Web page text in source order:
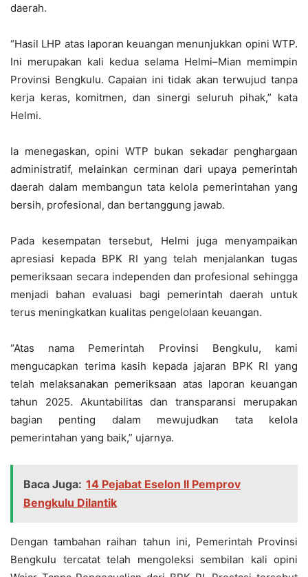
daerah.
“Hasil LHP atas laporan keuangan menunjukkan opini WTP.
Ini merupakan kali kedua selama Helmi–Mian memimpin
Provinsi Bengkulu. Capaian ini tidak akan terwujud tanpa
kerja keras, komitmen, dan sinergi seluruh pihak,” kata
Helmi.
Ia menegaskan, opini WTP bukan sekadar penghargaan
administratif, melainkan cerminan dari upaya pemerintah
daerah dalam membangun tata kelola pemerintahan yang
bersih, profesional, dan bertanggung jawab.
Pada kesempatan tersebut, Helmi juga menyampaikan
apresiasi kepada BPK RI yang telah menjalankan tugas
pemeriksaan secara independen dan profesional sehingga
menjadi bahan evaluasi bagi pemerintah daerah untuk
terus meningkatkan kualitas pengelolaan keuangan.
“Atas nama Pemerintah Provinsi Bengkulu, kami
mengucapkan terima kasih kepada jajaran BPK RI yang
telah melaksanakan pemeriksaan atas laporan keuangan
tahun 2025. Akuntabilitas dan transparansi merupakan
bagian penting dalam mewujudkan tata kelola
pemerintahan yang baik,” ujarnya.
Baca Juga: 14 Pejabat Eselon II Pemprov
Bengkulu Dilantik
Dengan tambahan raihan tahun ini, Pemerintah Provinsi
Bengkulu tercatat telah mengoleksi sembilan kali opini